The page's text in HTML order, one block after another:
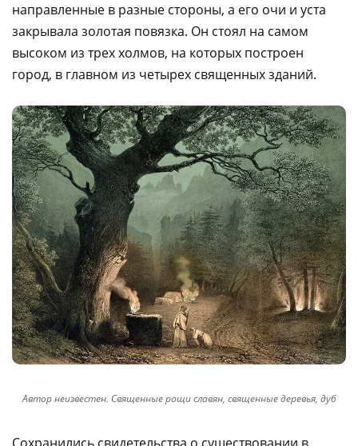
направленные в разные стороны, а его очи и уста
закрывала золотая повязка. Он стоял на самом
высоком из трех холмов, на которых построен
город, в главном из четырех священных зданий.
Автор неизвестен. Священные рощи славян, священные деревья, дуб